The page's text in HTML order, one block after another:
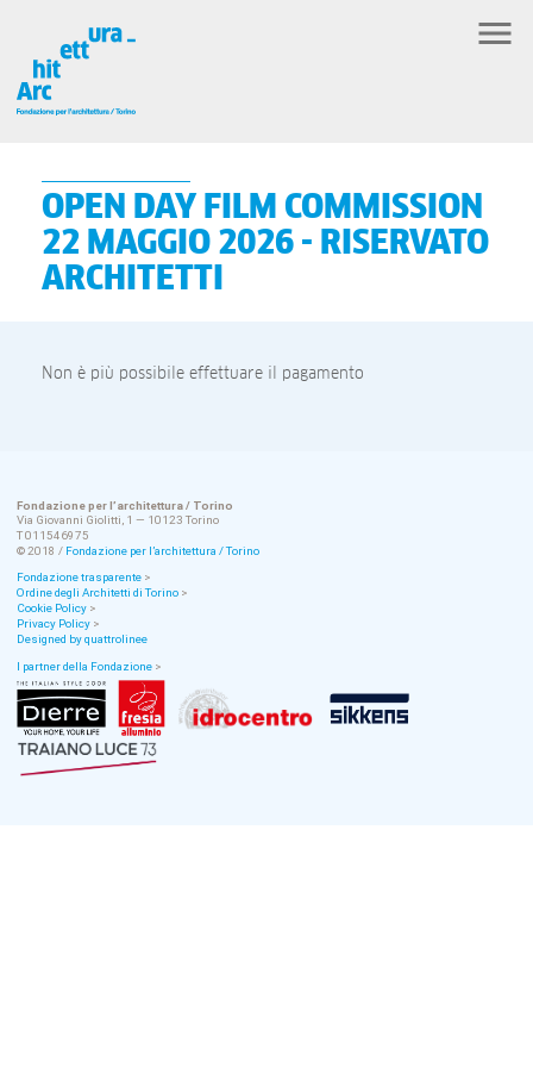
OPEN DAY FILM COMMISSION
22 MAGGIO 2026 - RISERVATO
ARCHITETTI
Non è più possibile effettuare il pagamento
Fondazione per l’architettura / Torino
Via Giovanni Giolitti, 1 — 10123 Torino
T 011546975
© 2018 / Fondazione per l’architettura / Torino
Fondazione trasparente >
Ordine degli Architetti di Torino >
Cookie Policy >
Privacy Policy >
Designed by quattrolinee
I partner della Fondazione >